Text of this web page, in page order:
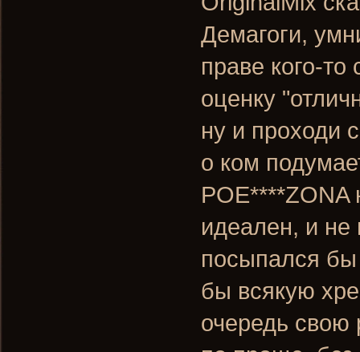
Демагоги,
праве кого-то
оценку
ну и проходи
о ком
POE****ZONA
идеален, и не
посыпался
бы всякую
очередь свою